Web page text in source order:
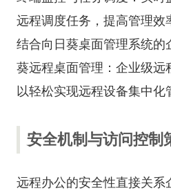
远程调度任务，提高管理效
结合向日葵桌面管理系统的
葵远程桌面管理：企业级远
以轻松实现远程设备集中化
安全机制与访问控制
远程办公的安全性直接关系